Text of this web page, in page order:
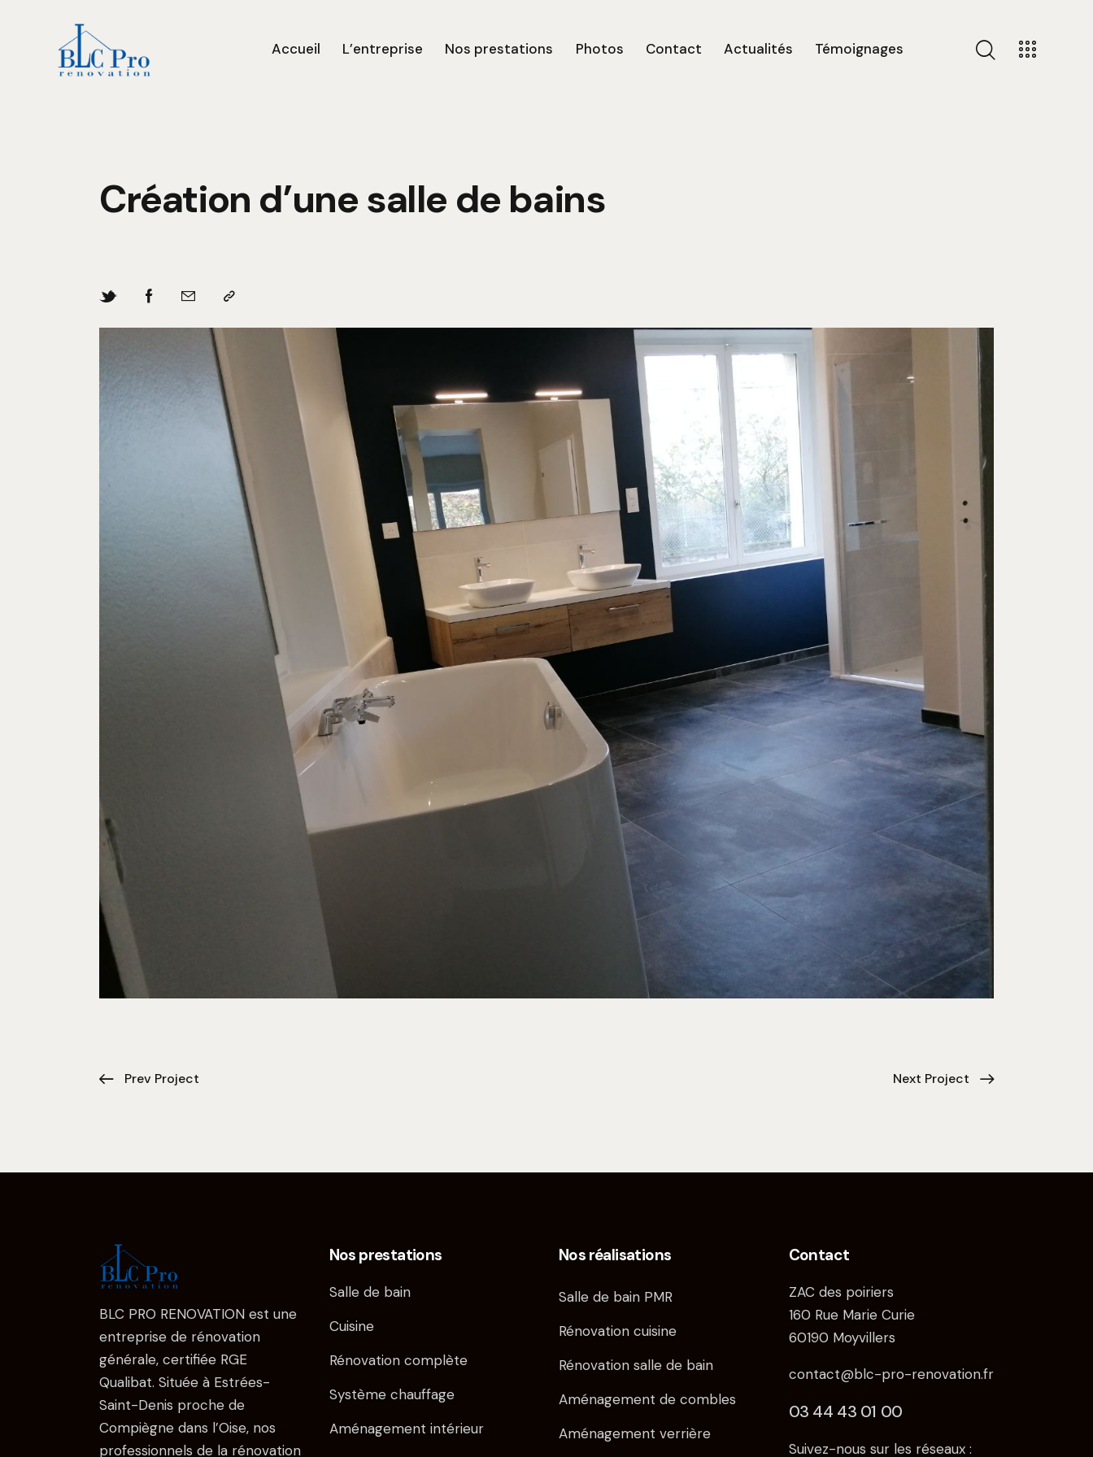
Accueil L’entreprise Nos prestations Photos Contact Actualités Témoignages
Création d’une salle de bains
Prev Project Next Project
BLC PRO RENOVATION est une
entreprise de rénovation
générale, certifiée RGE
Qualibat. Située à Estrées-
Saint-Denis proche de
Compiègne dans l’Oise, nos
professionnels de la rénovation
Nos prestations
Salle de bain
Cuisine
Rénovation complète
Système chauffage
Aménagement intérieur
Nos réalisations
Salle de bain PMR
Rénovation cuisine
Rénovation salle de bain
Aménagement de combles
Aménagement verrière
Contact
ZAC des poiriers
160 Rue Marie Curie
60190 Moyvillers
contact@blc-pro-renovation.fr
03 44 43 01 00
Suivez-nous sur les réseaux :